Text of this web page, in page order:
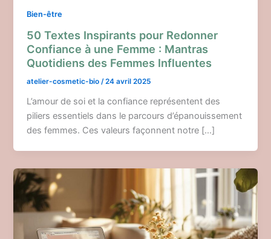
Bien-être
50 Textes Inspirants pour Redonner
Confiance à une Femme : Mantras
Quotidiens des Femmes Influentes
atelier-cosmetic-bio/24 avril 2025
L’amour de soi et la confiance représentent des
piliers essentiels dans le parcours d’épanouissement
des femmes. Ces valeurs façonnent notre […]